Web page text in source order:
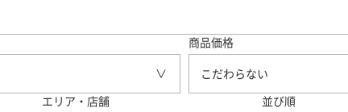
商品価格
こだわらない
エリア・店舗 並び順